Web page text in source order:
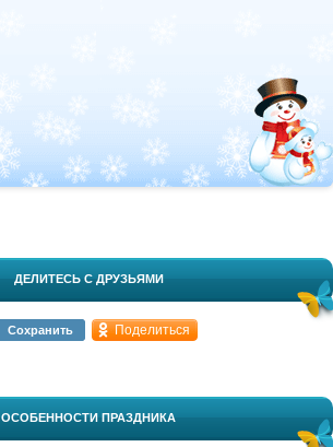
ДЕЛИТЕСЬ С ДРУЗЬЯМИ
Сохранить Поделиться
ОСОБЕННОСТИ ПРАЗДНИКА